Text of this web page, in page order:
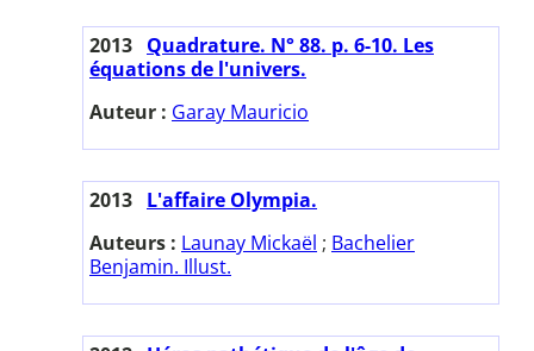
2013 Quadrature. N° 88. p. 6-10. Les
équations de l'univers.
Auteur : Garay Mauricio
2013 L'affaire Olympia.
Auteurs : Launay Mickaël ; Bachelier
Benjamin. Illust.